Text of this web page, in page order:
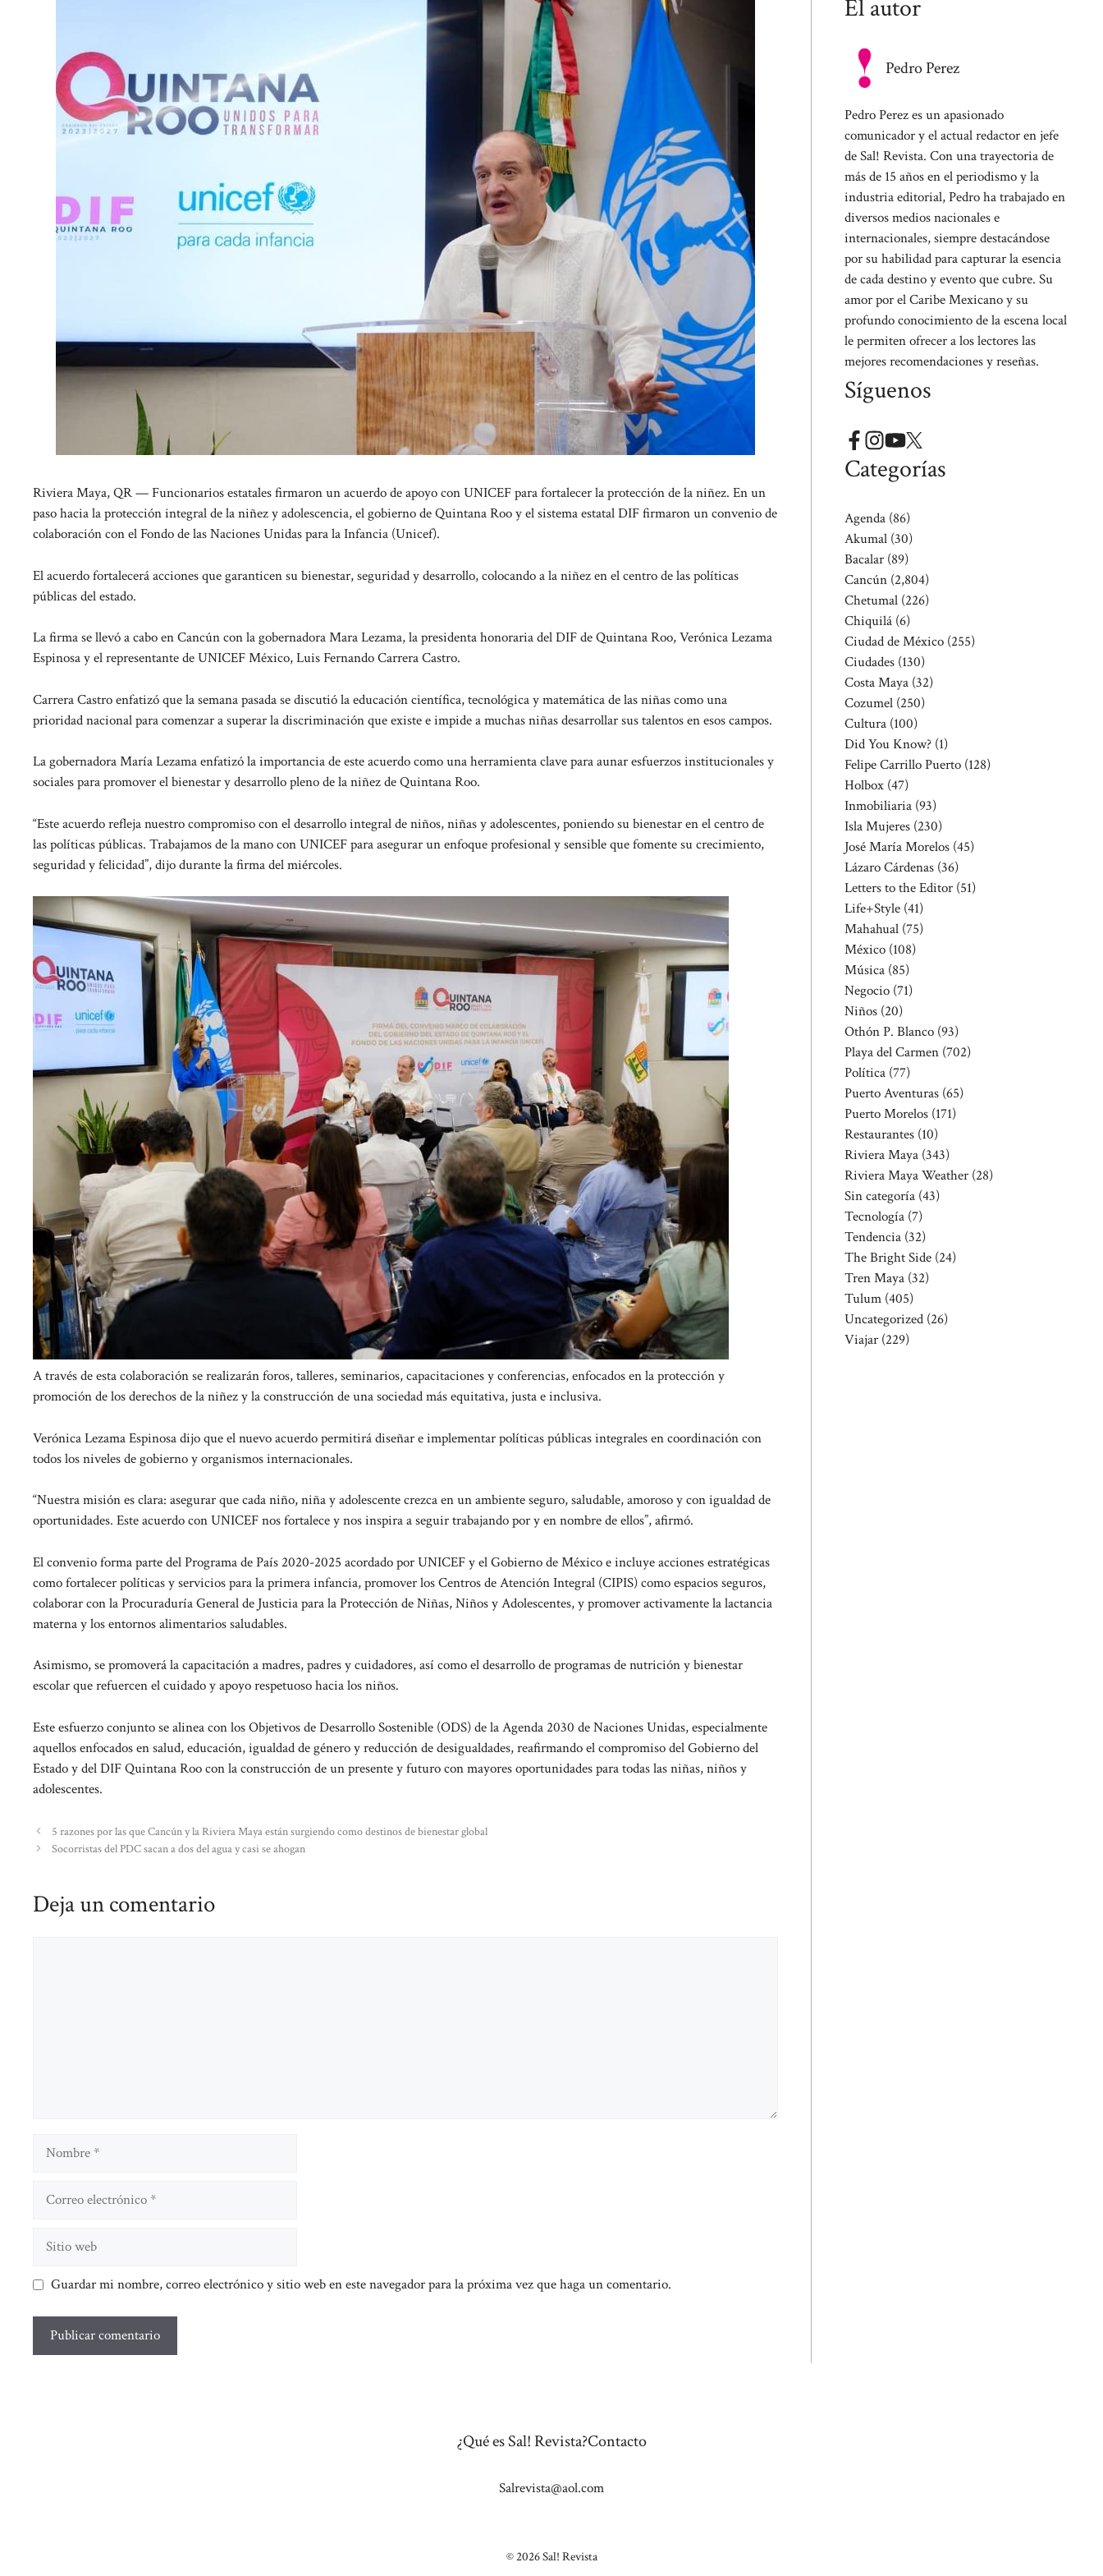
Riviera Maya, QR — Funcionarios estatales firmaron un acuerdo de apoyo con UNICEF para fortalecer la protección de la niñez. En un
paso hacia la protección integral de la niñez y adolescencia, el gobierno de Quintana Roo y el sistema estatal DIF firmaron un convenio de
colaboración con el Fondo de las Naciones Unidas para la Infancia (Unicef).
El acuerdo fortalecerá acciones que garanticen su bienestar, seguridad y desarrollo, colocando a la niñez en el centro de las políticas
públicas del estado.
La firma se llevó a cabo en Cancún con la gobernadora Mara Lezama, la presidenta honoraria del DIF de Quintana Roo, Verónica Lezama
Espinosa y el representante de UNICEF México, Luis Fernando Carrera Castro.
Carrera Castro enfatizó que la semana pasada se discutió la educación científica, tecnológica y matemática de las niñas como una
prioridad nacional para comenzar a superar la discriminación que existe e impide a muchas niñas desarrollar sus talentos en esos campos.
La gobernadora María Lezama enfatizó la importancia de este acuerdo como una herramienta clave para aunar esfuerzos institucionales y
sociales para promover el bienestar y desarrollo pleno de la niñez de Quintana Roo.
“Este acuerdo refleja nuestro compromiso con el desarrollo integral de niños, niñas y adolescentes, poniendo su bienestar en el centro de
las políticas públicas. Trabajamos de la mano con UNICEF para asegurar un enfoque profesional y sensible que fomente su crecimiento,
seguridad y felicidad”, dijo durante la firma del miércoles.
A través de esta colaboración se realizarán foros, talleres, seminarios, capacitaciones y conferencias, enfocados en la protección y
promoción de los derechos de la niñez y la construcción de una sociedad más equitativa, justa e inclusiva.
Verónica Lezama Espinosa dijo que el nuevo acuerdo permitirá diseñar e implementar políticas públicas integrales en coordinación con
todos los niveles de gobierno y organismos internacionales.
“Nuestra misión es clara: asegurar que cada niño, niña y adolescente crezca en un ambiente seguro, saludable, amoroso y con igualdad de
oportunidades. Este acuerdo con UNICEF nos fortalece y nos inspira a seguir trabajando por y en nombre de ellos”, afirmó.
El convenio forma parte del Programa de País 2020-2025 acordado por UNICEF y el Gobierno de México e incluye acciones estratégicas
como fortalecer políticas y servicios para la primera infancia, promover los Centros de Atención Integral (CIPIS) como espacios seguros,
colaborar con la Procuraduría General de Justicia para la Protección de Niñas, Niños y Adolescentes, y promover activamente la lactancia
materna y los entornos alimentarios saludables.
Asimismo, se promoverá la capacitación a madres, padres y cuidadores, así como el desarrollo de programas de nutrición y bienestar
escolar que refuercen el cuidado y apoyo respetuoso hacia los niños.
Este esfuerzo conjunto se alinea con los Objetivos de Desarrollo Sostenible (ODS) de la Agenda 2030 de Naciones Unidas, especialmente
aquellos enfocados en salud, educación, igualdad de género y reducción de desigualdades, reafirmando el compromiso del Gobierno del
Estado y del DIF Quintana Roo con la construcción de un presente y futuro con mayores oportunidades para todas las niñas, niños y
adolescentes.
5 razones por las que Cancún y la Riviera Maya están surgiendo como destinos de bienestar global
Socorristas del PDC sacan a dos del agua y casi se ahogan
Deja un comentario
Nombre
Guardar mi nombre, correo electrónico y sitio web en este navegador para la próxima vez que haga un comentario.
El autor
Pedro Perez
Pedro Perez es un apasionado
comunicador y el actual redactor en jefe
de Sal! Revista. Con una trayectoria de
más de 15 años en el periodismo y la
industria editorial, Pedro ha trabajado en
diversos medios nacionales e
internacionales, siempre destacándose
por su habilidad para capturar la esencia
de cada destino y evento que cubre. Su
amor por el Caribe Mexicano y su
profundo conocimiento de la escena local
le permiten ofrecer a los lectores las
mejores recomendaciones y reseñas.
Síguenos
Categorías
Agenda (86)
Akumal (30)
Bacalar (89)
Cancún (2,804)
Chetumal (226)
Chiquilá (6)
Ciudad de México (255)
Ciudades (130)
Costa Maya (32)
Cozumel (250)
Cultura (100)
Did You Know? (1)
Felipe Carrillo Puerto (128)
Holbox (47)
Inmobiliaria (93)
Isla Mujeres (230)
José María Morelos (45)
Lázaro Cárdenas (36)
Letters to the Editor (51)
Life+Style (41)
Mahahual (75)
México (108)
Música (85)
Negocio (71)
Niños (20)
Othón P. Blanco (93)
Playa del Carmen (702)
Política (77)
Puerto Aventuras (65)
Puerto Morelos (171)
Restaurantes (10)
Riviera Maya (343)
Riviera Maya Weather (28)
Sin categoría (43)
Tecnología (7)
Tendencia (32)
The Bright Side (24)
Tren Maya (32)
Tulum (405)
Uncategorized (26)
Viajar (229)
¿Qué es Sal! Revista?Contacto
Salrevista@aol.com
© 2026 Sal! Revista